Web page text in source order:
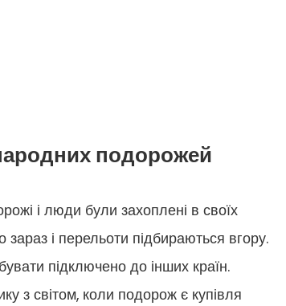
подорожей
і люди були захоплені в своїх
і перельоти підбираються вгору.
підключено до інших країн.
з світом, коли подорож є купівля